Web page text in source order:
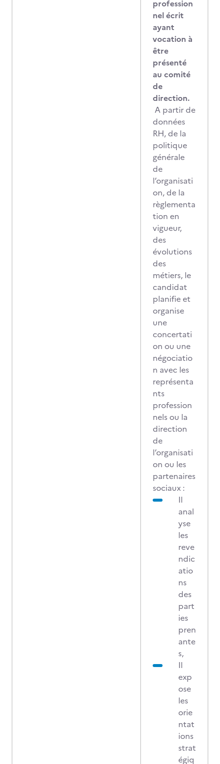
profession
nel écrit
ayant
vocation à
être
présenté
au comité
de
direction.
A partir de
données
RH, de la
politique
générale
de
l’organisati
on, de la
règlementa
tion en
vigueur,
des
évolutions
des
métiers, le
candidat
planifie et
organise
une
concertati
on ou une
négociatio
n avec les
représenta
nts
profession
nels ou la
direction
de
l’organisati
on ou les
partenaires
sociaux :
Il
anal
yse
les
reve
ndic
atio
ns
des
part
ies
pren
ante
s,
Il
exp
ose
les
orie
ntat
ions
strat
égiq